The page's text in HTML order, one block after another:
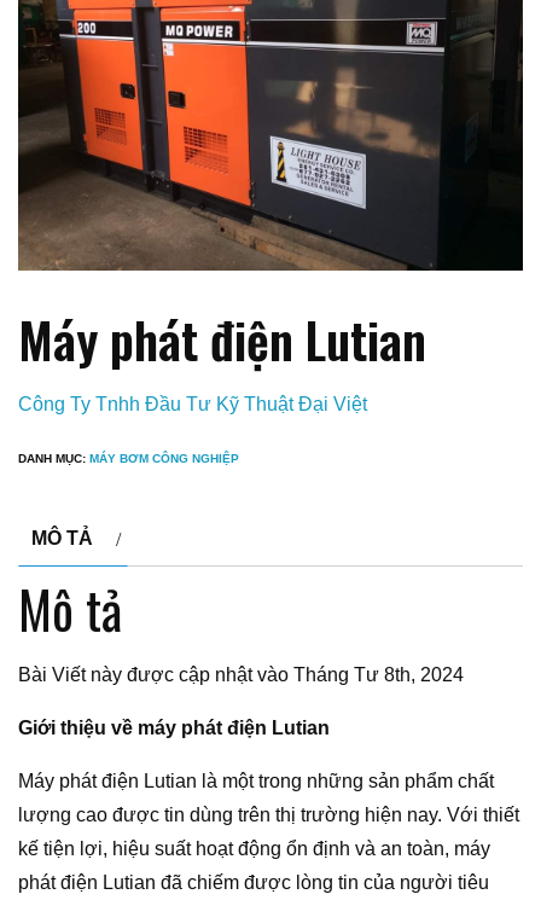
Máy phát điện Lutian
Công Ty Tnhh Đầu Tư Kỹ Thuật Đại Việt
DANH MỤC: MÁY BƠM CÔNG NGHIỆP
MÔ TẢ
Mô tả
Bài Viết này được cập nhật vào Tháng Tư 8th, 2024
Giới thiệu về máy phát điện Lutian
Máy phát điện Lutian là một trong những sản phẩm chất
lượng cao được tin dùng trên thị trường hiện nay. Với thiết
kế tiện lợi, hiệu suất hoạt động ổn định và an toàn, máy
phát điện Lutian đã chiếm được lòng tin của người tiêu